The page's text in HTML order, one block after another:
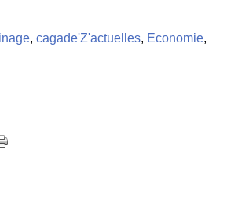
, cagade'Z'actuelles, Economie,